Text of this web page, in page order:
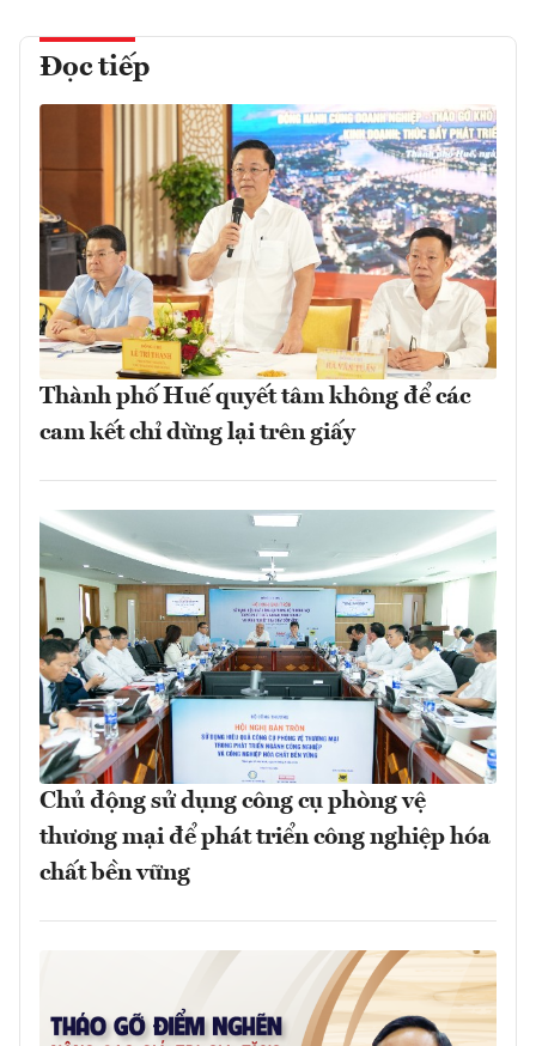
Đọc tiếp
Thành phố Huế quyết tâm không để các
cam kết chỉ dừng lại trên giấy
Chủ động sử dụng công cụ phòng vệ
thương mại để phát triển công nghiệp hóa
chất bền vững